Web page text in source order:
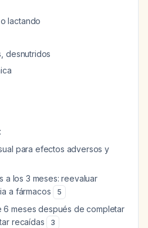
lactando
desnutridos
para efectos adversos y
a los 3 meses: reevaluar
a fármacos
5
6 meses después de completar
recaídas
3